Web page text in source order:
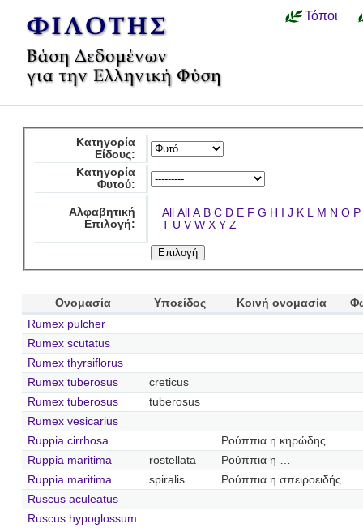
Τόποι
Κατηγορία
Είδους:
Κατηγορία
Φυτού:
Αλφαβητική
Επιλογή:
All All A B C D E F G H I J K L M N O P
T U V W X Y Z
Ονομασία Υποείδος Κοινή ονομασία
Rumex pulcher
Rumex scutatus
Rumex thyrsiflorus
Rumex tuberosus
creticus
Rumex tuberosus
tuberosus
Rumex vesicarius
Ruppia cirrhosa
Ρούππια η κηρώδης
Ruppia maritima
rostellata
Ρούππια η …
Ruppia maritima
spiralis
Ρούππια η σπειροειδής
Ruscus aculeatus
Ruscus hypoglossum